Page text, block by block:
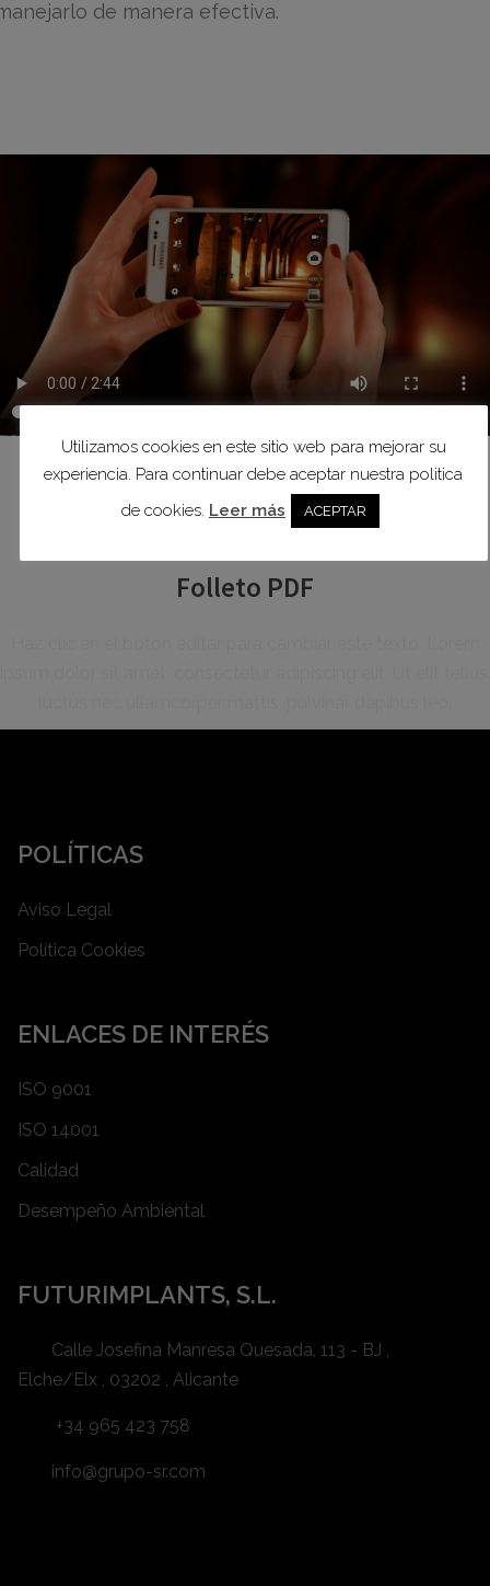
de manera efectiva.
Folleto PDF
POLÍTICAS
Aviso Legal
Política Cookies
ENLACES DE INTERÉS
ISO 9001
ISO 14001
Calidad
Desempeño Ambiental
FUTURIMPLANTS, S.L.
Calle Josefina Manresa Quesada, 113 - BJ ,
Elche/Elx , 03202 , Alicante
+34 965 423 758
info@grupo-sr.com
Utilizamos cookies en este sitio web para mejorar su
experiencia. Para continuar debe aceptar nuestra politica
de cookies. Leer más ACEPTAR